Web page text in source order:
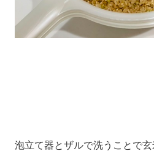
泡立て器とザルで洗うことで